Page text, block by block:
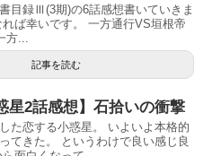
目録Ⅲ(3期)の6話感想書いていきま
ば幸いです。 一方通行VS垣根帝
...
記事を読む
星2話感想】石拾いの衝撃
た恋する小惑星。 いよいよ本格的
てきた。 というわけで良い感じ良